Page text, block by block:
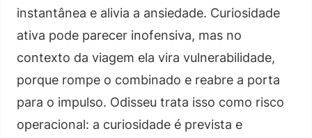
instantânea e alivia a ansiedade. Curiosidade
ativa pode parecer inofensiva, mas no
contexto da viagem ela vira vulnerabilidade,
porque rompe o combinado e reabre a porta
para o impulso. Odisseu trata isso como risco
operacional: a curiosidade é prevista e